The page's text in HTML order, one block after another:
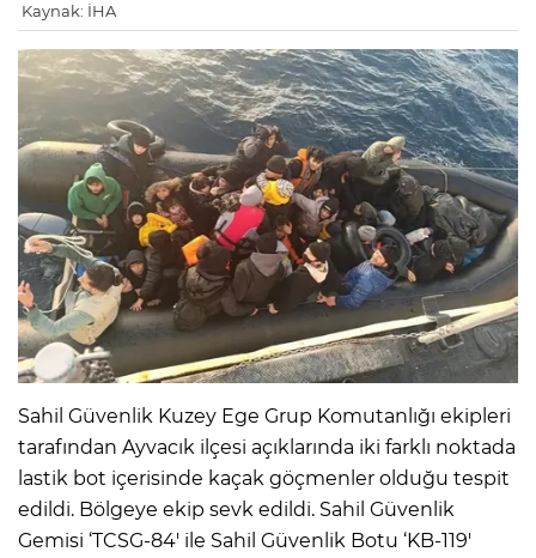
Kaynak: İHA
Sahil Güvenlik Kuzey Ege Grup Komutanlığı ekipleri
tarafından Ayvacık ilçesi açıklarında iki farklı noktada
lastik bot içerisinde kaçak göçmenler olduğu tespit
edildi. Bölgeye ekip sevk edildi. Sahil Güvenlik
Gemisi ‘TCSG-84' ile Sahil Güvenlik Botu ‘KB-119'